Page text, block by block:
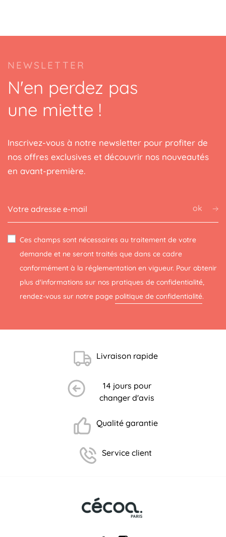
NEWSLETTER
N'en perdez pas
une miette !
Inscrivez-vous à notre newsletter pour profiter de
nos offres exclusives et découvrir nos nouveautés
en avant-première.
ok
Ces champs sont nécessaires au traitement de votre
demande et ne seront traités que dans ce cadre
conformément à la réglementation en vigueur. Pour obtenir
plus d'informations sur nos pratiques de confidentialité,
rendez-vous sur notre page politique de confidentialité.
Livraison rapide
14 jours pour
changer d'avis
Qualité garantie
Service client